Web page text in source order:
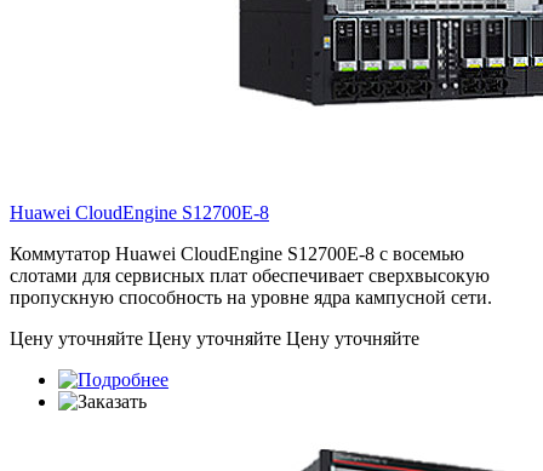
Huawei CloudEngine S12700E-8
Коммутатор Huawei CloudEngine S12700E-8 с восемью
слотами для сервисных плат обеспечивает сверхвысокую
пропускную способность на уровне ядра кампусной сети.
Цену уточняйте Цену уточняйте Цену уточняйте